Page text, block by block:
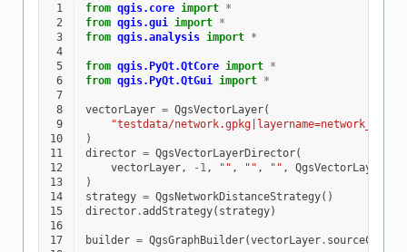
1 from qgis.core import *
2
from qgis.gui import *
3
from qgis.analysis import *
4
5
from qgis.PyQt.QtCore import *
6
from qgis.PyQt.QtGui import *
7
8
vectorLayer = QgsVectorLayer(
9
"testdata/
10
)
11
director = QgsVectorLayerDirector(
12
vectorLayer, - 1, "" , "" , "" ,
13
)
14
strategy = QgsNetworkDistanceStrategy()
15
director.addStrategy( strategy)
16
17
builder = QgsGraphBuilder(vectorLayer. sourceCrs